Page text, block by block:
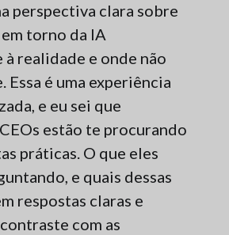
perspectiva clara sobre
torno da IA
realidade e onde não
Essa é uma experiência
e eu sei que
estão te procurando
práticas. O que eles
e quais dessas
respostas claras e
com as